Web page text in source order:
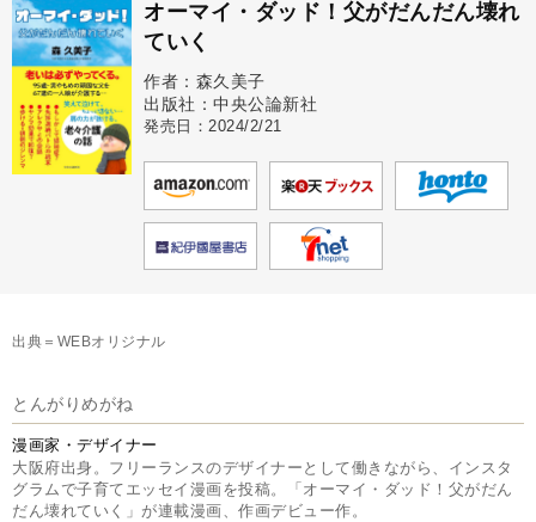
オーマイ・ダッド！父がだんだん壊れ
ていく
作者：森久美子
出版社：中央公論新社
発売日：2024/2/21
出典＝WEBオリジナル
とんがりめがね
漫画家・デザイナー
大阪府出身。フリーランスのデザイナーとして働きながら、インスタ
グラムで子育てエッセイ漫画を投稿。「オーマイ・ダッド！父がだん
だん壊れていく」が連載漫画、作画デビュー作。